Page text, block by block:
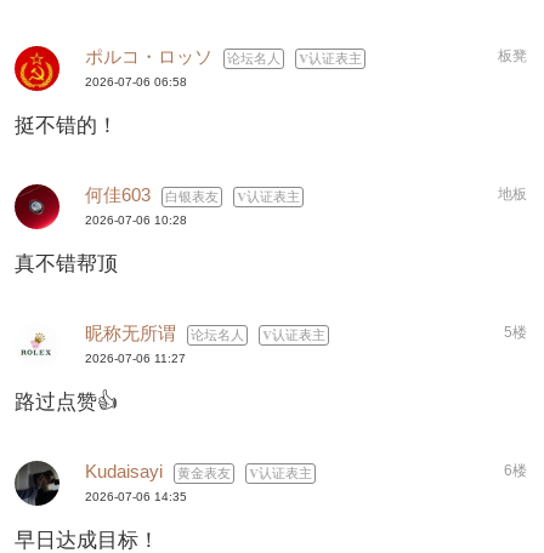
ポルコ・ロッソ 论坛名人 认证表主 板凳
2026-07-06 06:58
挺不错的！
何佳603 白银表友 认证表主 地板
2026-07-06 10:28
真不错帮顶
昵称无所谓 论坛名人 认证表主 5楼
2026-07-06 11:27
路过点赞👍
Kudaisayi 黄金表友 认证表主 6楼
2026-07-06 14:35
早日达成目标！